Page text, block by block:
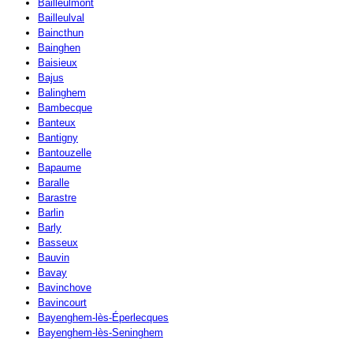
Bailleulmont
Bailleulval
Baincthun
Bainghen
Baisieux
Bajus
Balinghem
Bambecque
Banteux
Bantigny
Bantouzelle
Bapaume
Baralle
Barastre
Barlin
Barly
Basseux
Bauvin
Bavay
Bavinchove
Bavincourt
Bayenghem-lès-Éperlecques
Bayenghem-lès-Seninghem